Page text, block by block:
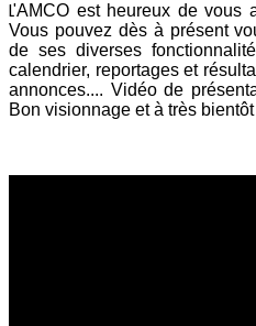
L'AMCO est heureux de vous
Vous pouvez dès à présent
de ses diverses
calendrier, reportages et
annonces.... Vidéo de
Bon visionnage et à très